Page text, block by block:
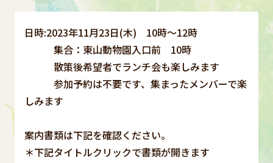
日時:2023年11月23日(木) 10時～12時
集合：東山動物園入口前 10時
散策後希望者でランチ会も楽しみます
参加予約は不要です、集まったメンバーで楽
しみます
案内書類は下記を確認ください。
＊下記タイトルクリックで書類が開きます